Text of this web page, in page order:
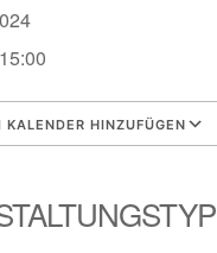
KALENDER HINZUFÜGEN